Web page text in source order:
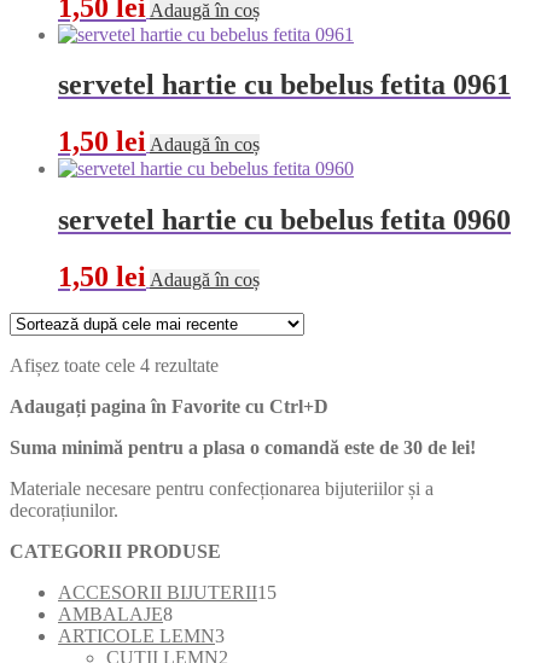
1,50 lei Adaugă în coș
servetel hartie cu bebelus fetita 0961
1,50 lei Adaugă în coș
servetel hartie cu bebelus fetita 0960
1,50 lei Adaugă în coș
Afișez toate cele 4 rezultateSortat
cele
recente
Adaugați pagina în Favorite cu Ctrl+D
Suma minimă pentru a plasa o comandă este de 30 de lei!
Materiale necesare pentru confecționarea bijuteriilor și a
decorațiunilor.
CATEGORII PRODUSE
ACCESORII BIJUTERII1515
AMBALAJE88
produse
ARTICOLE LEMN33
produse
CUTII LEMN2